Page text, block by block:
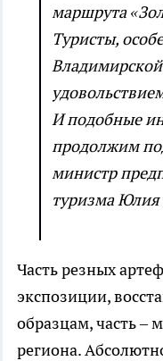
маршрута
Туристы,
Владимирской
И подобные
продолжим
министр
туризма
Часть резных
экспозиции,
образцам, часть –
региона.